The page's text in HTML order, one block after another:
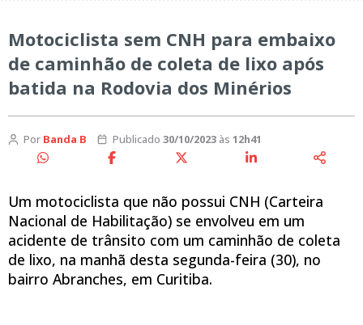
Motociclista sem CNH para embaixo
de caminhão de coleta de lixo após
batida na Rodovia dos Minérios
Por Banda B Publicado 30/10/2023às 12h41
Um motociclista que não possui CNH (Carteira
Nacional de Habilitação) se envolveu em um
acidente de trânsito com um caminhão de coleta
de lixo, na manhã desta segunda-feira (30), no
bairro Abranches, em Curitiba.